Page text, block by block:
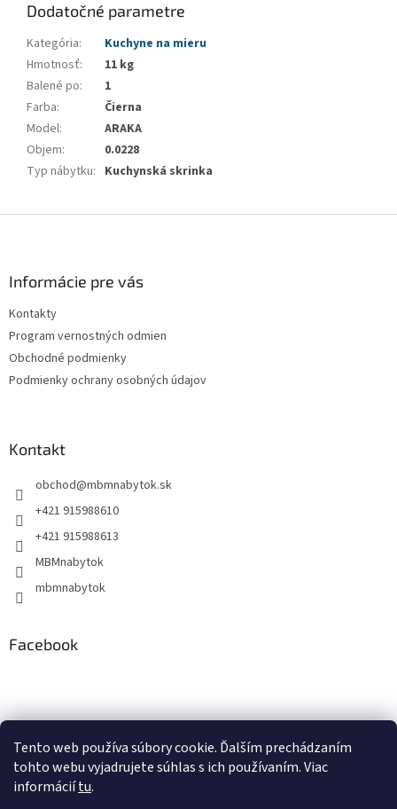
Tento web používa súbory cookie. Ďalším prechádzaním
tohto webu vyjadrujete súhlas s ich používaním. Viac
informáciítu.
Dodatočné parametre
Kategória:
Kuchyne na mieru
Hmotnosť:
11 kg
Balené po:
1
Farba:
Čierna
Model:
ARAKA
Objem:
0.0228
Typ nábytku: Kuchynská skrinka
Informácie pre vás
Kontakty
Program vernostných odmien
Obchodné podmienky
Podmienky ochrany osobných údajov
Kontakt
obchod@mbmnabytok.sk
+421 915988610
+421 915988613
MBMnabytok
mbmnabytok
Facebook
0KS / €0